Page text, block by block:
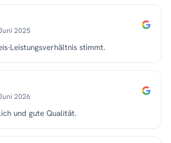
2025
Leistungsverhältnis stimmt.
2026
und gute Qualität.